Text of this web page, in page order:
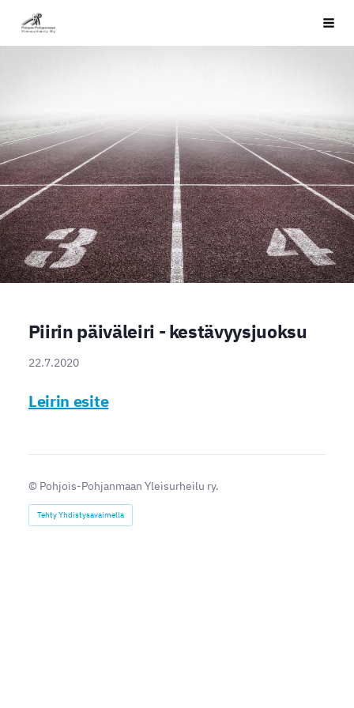
Siirry
sivun
PPYU
Piirin päiväleiri - kestävyysjuoksu
22.7.2020
Leirin esite
© Pohjois-Pohjanmaan Yleisurheilu ry.
Tehty Yhdistysavaimella